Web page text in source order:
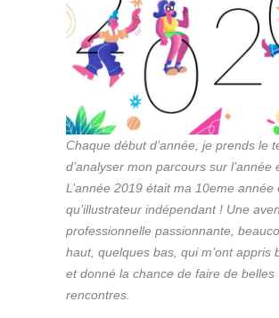
Chaque début d’année, je prends le
d’analyser mon parcours sur l’année
L’année 2019 était ma 10eme année
qu’illustrateur indépendant ! Une
professionnelle passionnante,
haut, quelques bas, qui m’ont appris
et donné la chance de faire de belles
rencontres.